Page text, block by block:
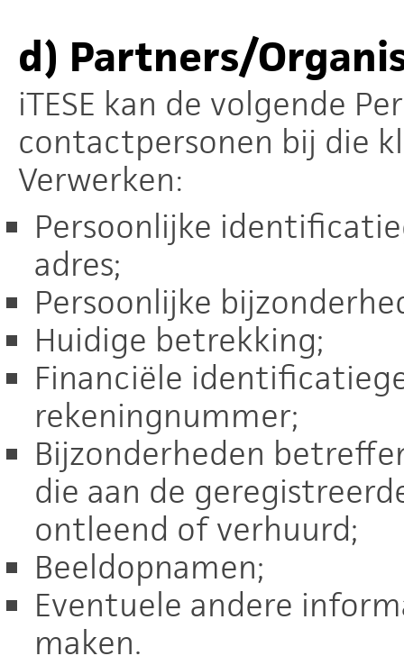
d) Partners/
iTESE kan de volgende
contactpersonen bij die
Verwerken:
Persoonlijke
adres;
Persoonlijke
Huidige betrekking;
Financiële
rekeningnummer;
Bijzonderheden
die aan de
ontleend of verhuurd;
Beeldopnamen;
Eventuele andere
maken.